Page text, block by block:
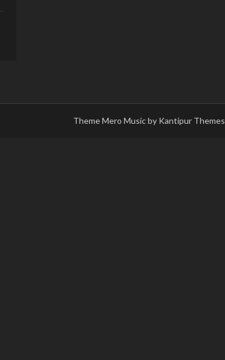
Theme Mero Music by Kantipur Themes